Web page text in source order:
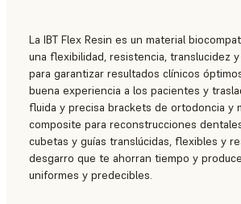
La IBT Flex Resin es un material
una flexibilidad, resistencia, translucidez
para garantizar resultados clínicos
buena experiencia a los pacientes y
fluida y precisa brackets de ortodoncia y
composite para reconstrucciones
cubetas y guías translúcidas, flexibles y
desgarro que te ahorran tiempo y
uniformes y predecibles.